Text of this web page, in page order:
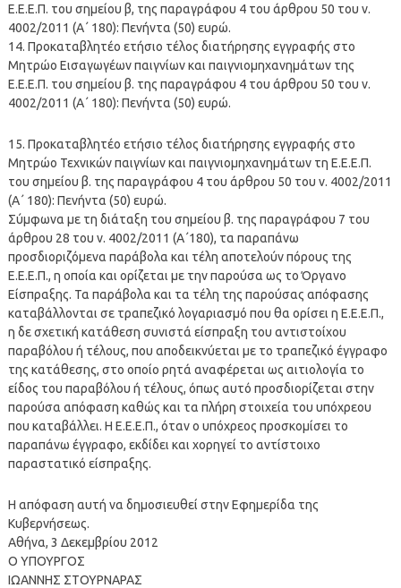
Ε.Ε.Ε.Π. του σημείου β, της παραγράφου 4 του άρθρου 50 του ν.
4002/2011 (Α΄ 180): Πενήντα (50) ευρώ.
14. Προκαταβλητέο ετήσιο τέλος διατήρησης εγγραφής στο
Μητρώο Εισαγωγέων παιγνίων και παιγνιομηχανημάτων της
Ε.Ε.Ε.Π. του σημείου β. της παραγράφου 4 του άρθρου 50 του ν.
4002/2011 (Α΄ 180): Πενήντα (50) ευρώ.
15. Προκαταβλητέο ετήσιο τέλος διατήρησης εγγραφής στο
Μητρώο Τεχνικών παιγνίων και παιγνιομηχανημάτων τη Ε.Ε.Ε.Π.
του σημείου β. της παραγράφου 4 του άρθρου 50 του ν. 4002/2011
(Α΄ 180): Πενήντα (50) ευρώ.
Σύμφωνα με τη διάταξη του σημείου β. της παραγράφου 7 του
άρθρου 28 του ν. 4002/2011 (Α΄180), τα παραπάνω
προσδιοριζόμενα παράβολα και τέλη αποτελούν πόρους της
Ε.Ε.Ε.Π., η οποία και ορίζεται με την παρούσα ως το Όργανο
Είσπραξης. Τα παράβολα και τα τέλη της παρούσας απόφασης
καταβάλλονται σε τραπεζικό λογαριασμό που θα ορίσει η Ε.Ε.Ε.Π.,
η δε σχετική κατάθεση συνιστά είσπραξη του αντιστοίχου
παραβόλου ή τέλους, που αποδεικνύεται με το τραπεζικό έγγραφο
της κατάθεσης, στο οποίο ρητά αναφέρεται ως αιτιολογία το
είδος του παραβόλου ή τέλους, όπως αυτό προσδιορίζεται στην
παρούσα απόφαση καθώς και τα πλήρη στοιχεία του υπόχρεου
που καταβάλλει. Η Ε.Ε.Ε.Π., όταν ο υπόχρεος προσκομίσει το
παραπάνω έγγραφο, εκδίδει και χορηγεί το αντίστοιχο
παραστατικό είσπραξης.
Η απόφαση αυτή να δημοσιευθεί στην Εφημερίδα της
Κυβερνήσεως.
Αθήνα, 3 Δεκεμβρίου 2012
Ο ΥΠΟΥΡΓΟΣ
ΙΩΑΝΝΗΣ ΣΤΟΥΡΝΑΡΑΣ